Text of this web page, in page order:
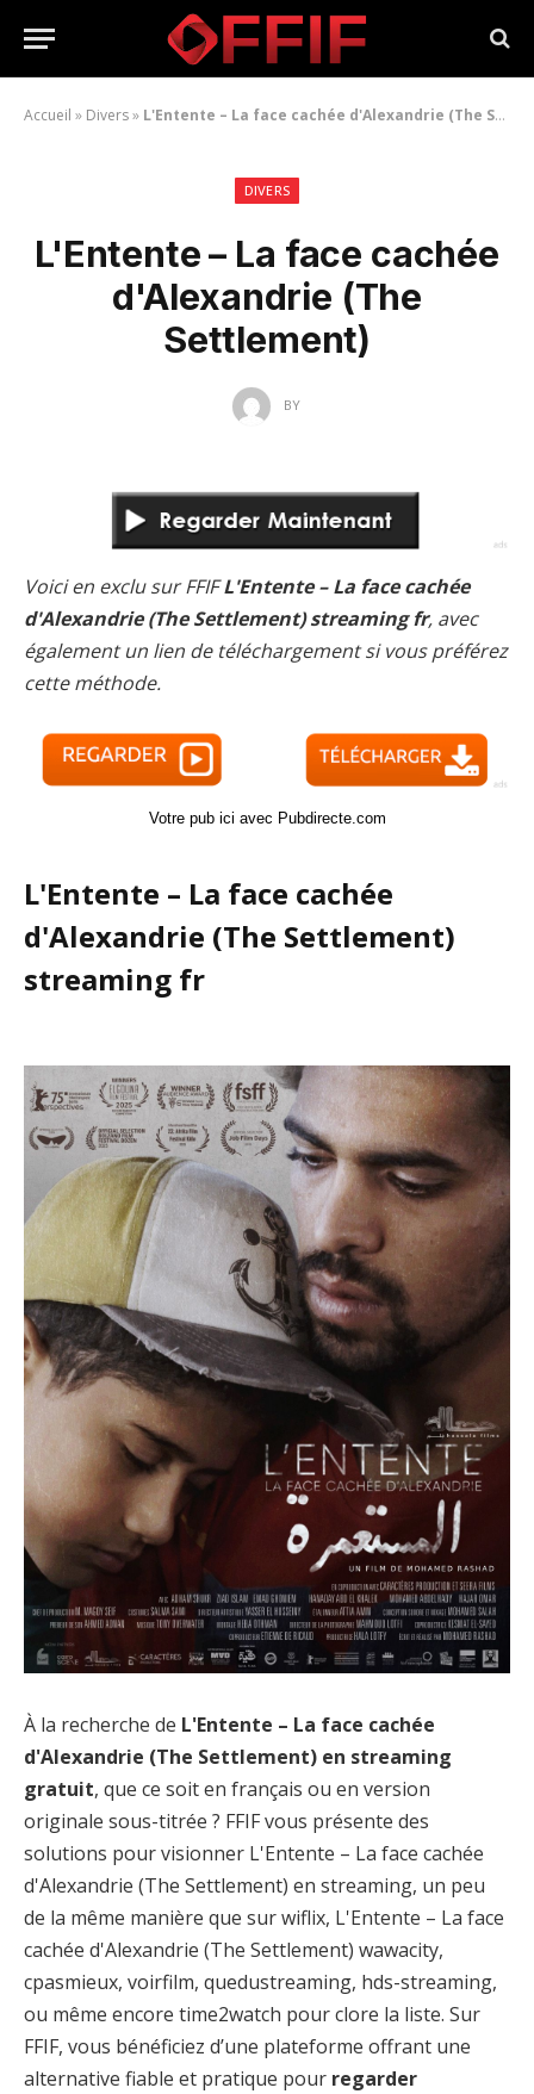
Accueil » Divers» L'Entente – La face cachée d'Alexandrie (The Settlement)
DIVERS
L'Entente – La face cachée
d'Alexandrie (The
Settlement)
BY
Voici en exclu sur FFIFL'Entente – La face cachée
d'Alexandrie (The Settlement) streaming fr, avec
également un lien de téléchargement si vous préférez
cette méthode.
Votre pub ici avec Pubdirecte.com
L'Entente – La face cachée
d'Alexandrie (The Settlement)
streaming fr
À la recherche de L'Entente – La face cachée
d'Alexandrie (The Settlement) en streaming
gratuit, que ce soit en français ou en version
originale sous-titrée ? FFIF vous présente des
solutions pour visionner L'Entente – La face cachée
d'Alexandrie (The Settlement) en streaming, un peu
de la même manière que sur wiflix, L'Entente – La face
cachée d'Alexandrie (The Settlement) wawacity,
cpasmieux, voirfilm, quedustreaming, hds-streaming,
ou même encore time2watch pour clore la liste. Sur
FFIF, vous bénéficiez d’une plateforme offrant une
alternative fiable et pratique pour regarder